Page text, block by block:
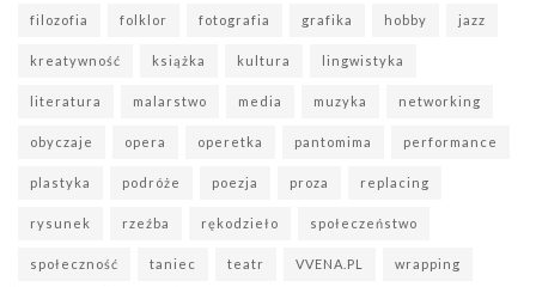
filozofia folklor fotografia grafika hobby jazz
kreatywność książka kultura lingwistyka
literatura malarstwo media muzyka networking
obyczaje opera operetka pantomima performance
plastyka podróże poezja proza replacing
rysunek rzeźba rękodzieło społeczeństwo
społeczność taniec teatr VVENA.PL wrapping